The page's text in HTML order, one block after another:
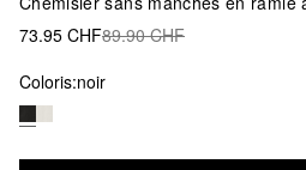
73.95 CHF89.90 CHF
Coloris:noir